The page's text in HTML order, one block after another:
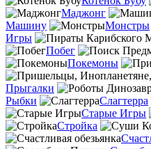
Маджонг
Машину
Монстры
Игры
Побег
Покемоны
Прыгалки
Рыбки
Слагтерра
Старые Игры
Стройка